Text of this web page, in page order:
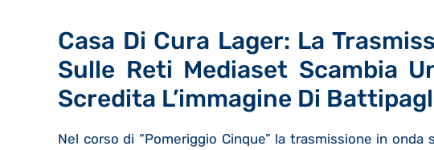
Casa Di Cura Lager: La
Sulle Reti Mediaset Scambia
Scredita L’immagine Di
Nel corso di “Pomeriggio Cinque” la trasmissione in onda